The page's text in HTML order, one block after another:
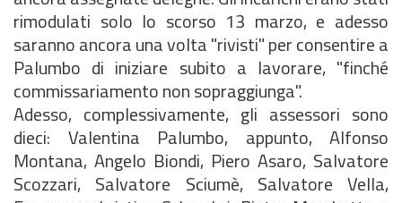
rimodulati solo lo scorso 13 marzo, e adesso
saranno ancora una volta "rivisti" per consentire a
Palumbo di iniziare subito a lavorare, "finché
commissariamento non sopraggiunga".
Adesso, complessivamente, gli assessori sono
dieci: Valentina Palumbo, appunto, Alfonso
Montana, Angelo Biondi, Piero Asaro, Salvatore
Scozzari, Salvatore Sciumè, Salvatore Vella,